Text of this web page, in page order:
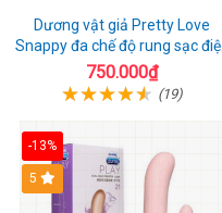
Dương vật giả Pretty Love
Snappy đa chế độ rung sạc điện
kích thích nữ
750.000₫
(19)
-13%
5